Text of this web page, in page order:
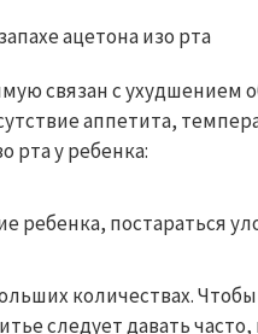
связан с ухудшением
аппетита,
рта у ребенка:
ребенка, постараться
количествах.
следует давать